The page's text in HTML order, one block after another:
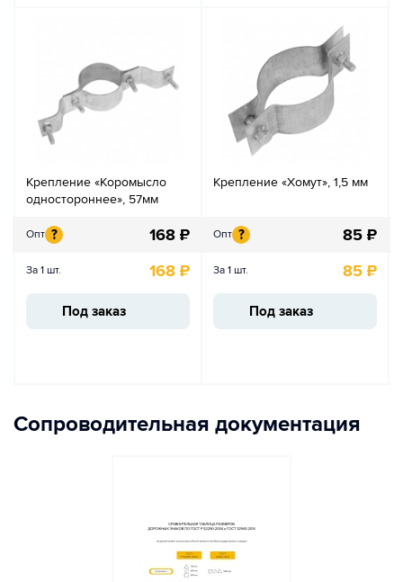
Крепление «Коромысло
одностороннее», 57мм
Опт ? 168 ₽
За 1 шт. 168 ₽
Под заказ
Крепление «Хомут», 1,5 мм
Опт ? 85 ₽
За 1 шт. 85 ₽
Под заказ
Сопроводительная документация